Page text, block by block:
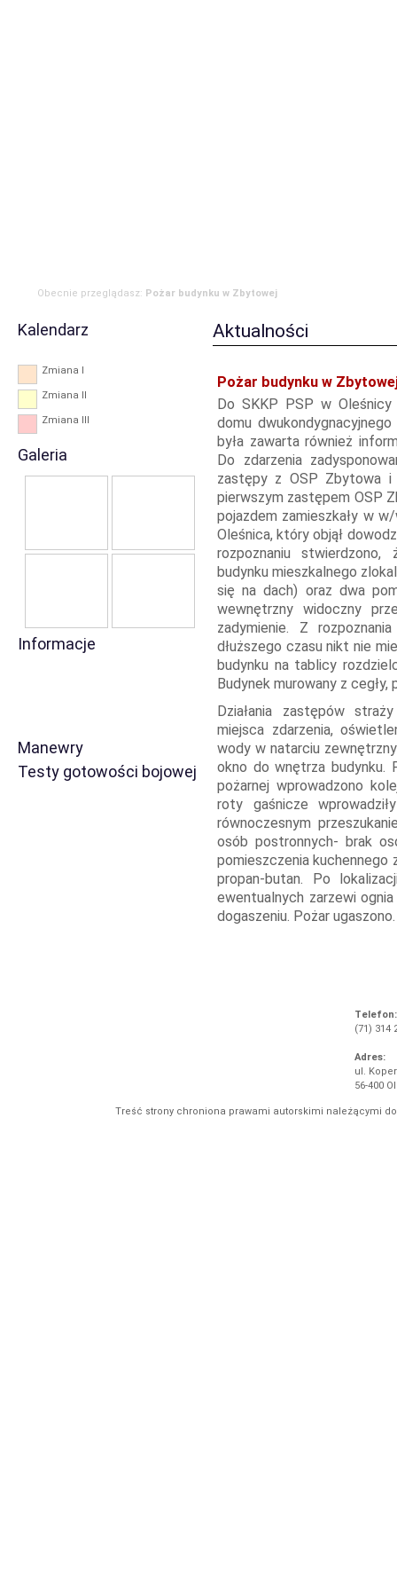
Obecnie przeglądasz: Pożar budynku w Zbytowej
Kalendarz
Zmiana I
Zmiana II
Zmiana III
Galeria
Informacje
Manewry
Testy gotowości bojowej
Aktualności
Pożar budynku w
Do SKKP PSP w Oleśnicy
domu
była zawarta również
Do zdarzenia
zastępy z OSP Zbytowa
pierwszym zastępem OSP
pojazdem zamieszkały w
Oleśnica, który objął
rozpoznaniu
budynku mieszkalnego
się na dach) oraz dwa
wewnętrzny widoczny
zadymienie. Z
dłuższego czasu nikt nie
budynku na tablicy
Budynek murowany z
Działania zastępów
miejsca zdarzenia,
wody w natarciu
okno do wnętrza budynku.
pożarnej wprowadzono
roty gaśnicze
równoczesnym
osób postronnych- brak
pomieszczenia
propan-butan. Po
ewentualnych zarzewi
dogaszeniu. Pożar ugaszono.
Telefon:
(71) 314
Adres:
ul.
56-400
Treść strony chroniona prawami autorskimi należącymi